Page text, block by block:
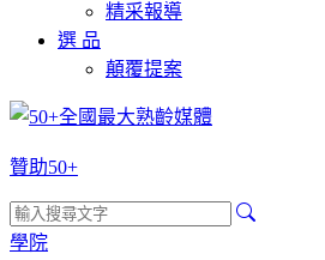
精采報導
選 品
顛覆提案
贊助50+
學院